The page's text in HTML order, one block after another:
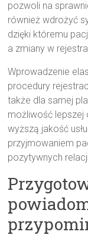
pozwoli na
również wdrożyć
dzięki któremu
a zmiany w
Wprowadzenie
procedury
także dla samej
możliwość lepszej
wyższą jakość
przyjmowaniem
pozytywnych